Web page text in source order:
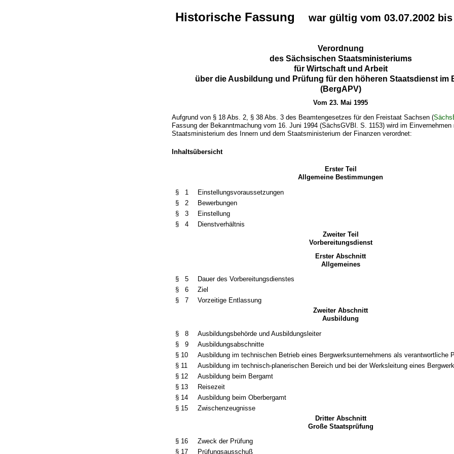
Historische Fassung war gültig vom 03.07.2002 bis
Verordnung
des Sächsischen Staatsministeriums
für Wirtschaft und Arbeit
über die Ausbildung und Prüfung für den höheren Staatsdienst im
(BergAPV)
Vom 23. Mai 1995
Aufgrund von § 18 Abs. 2, § 38 Abs. 3 des Beamtengesetzes für den Freistaat Sachsen (
Fassung der Bekanntmachung vom 16. Juni 1994 (SächsGVBl. S. 1153) wird im Einvernehmen
Staatsministerium des Innern und dem Staatsministerium der Finanzen verordnet:
Inhaltsübersicht
Erster Teil
Allgemeine Bestimmungen
§ 1
Einstellungsvoraussetzungen
§ 2
Bewerbungen
§ 3
Einstellung
§ 4
Dienstverhältnis
Zweiter Teil
Vorbereitungsdienst
Erster Abschnitt
Allgemeines
§ 5
Dauer des Vorbereitungsdienstes
§ 6
Ziel
§ 7
Vorzeitige Entlassung
Zweiter Abschnitt
Ausbildung
§ 8
Ausbildungsbehörde und Ausbildungsleiter
§ 9
Ausbildungsabschnitte
§ 10
Ausbildung im technischen Betrieb eines Bergwerksunternehmens als verantwortliche
§ 11
Ausbildung im technisch-planerischen Bereich und bei der Werksleitung eines
§ 12
Ausbildung beim Bergamt
§ 13
Reisezeit
§ 14
Ausbildung beim Oberbergamt
§ 15
Zwischenzeugnisse
Dritter Abschnitt
Große Staatsprüfung
§ 16
Zweck der Prüfung
§ 17
Prüfungsausschuß